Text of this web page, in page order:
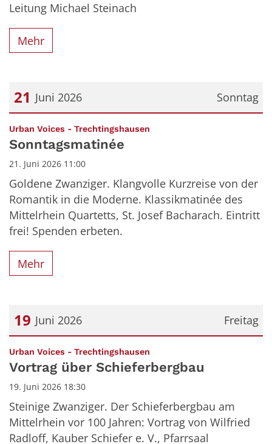
Leitung Michael Steinach
Mehr
Sonntag
21 Juni 2026
Datum: 21. Juni 2026
Urban Voices - Trechtingshausen
Sonntagsmatinée
21. Juni 2026 11:00
Goldene Zwanziger. Klangvolle Kurzreise von der
Romantik in die Moderne. Klassikmatinée des
Mittelrhein Quartetts, St. Josef Bacharach. Eintritt
frei! Spenden erbeten.
Mehr
Freitag
19 Juni 2026
Datum: 19. Juni 2026
Urban Voices - Trechtingshausen
Vortrag über Schieferbergbau
19. Juni 2026 18:30
Steinige Zwanziger. Der Schieferbergbau am
Mittelrhein vor 100 Jahren: Vortrag von Wilfried
Radloff, Kauber Schiefer e. V., Pfarrsaal